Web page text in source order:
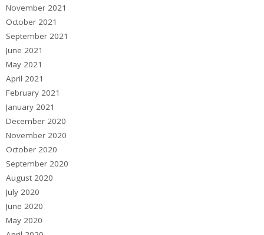
November 2021
October 2021
September 2021
June 2021
May 2021
April 2021
February 2021
January 2021
December 2020
November 2020
October 2020
September 2020
August 2020
July 2020
June 2020
May 2020